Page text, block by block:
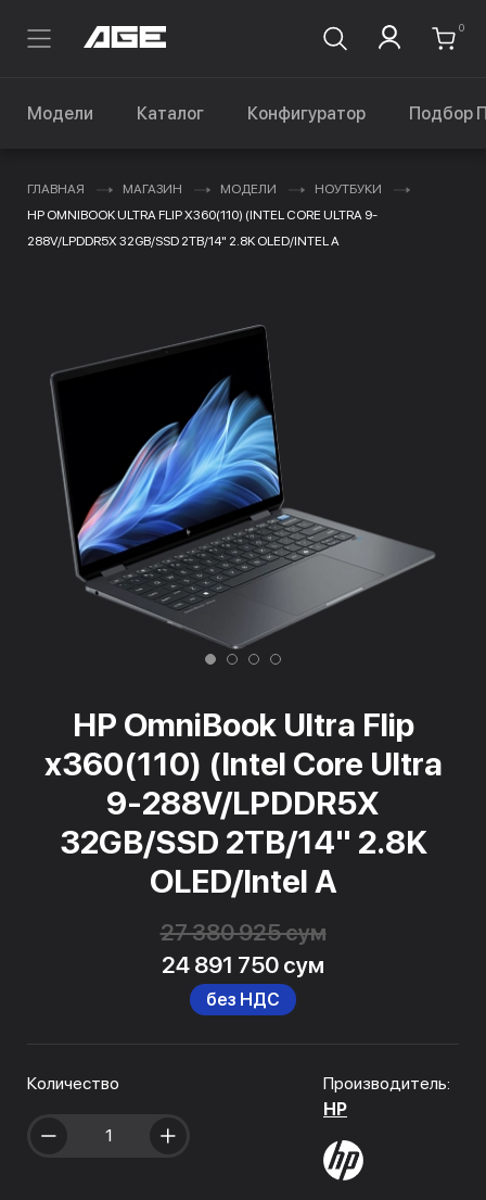
0
Модели Каталог Конфигуратор Подбор
ГЛАВНАЯ МАГАЗИН МОДЕЛИ
НОУТБУКИ
HP OMNIBOOK ULTRA FLIP X360(110) (INTEL CORE ULTRA 9-
288V/LPDDR5X 32GB/SSD 2TB/14" 2.8K OLED/INTEL A
HP OmniBook Ultra Flip
x360(110) (Intel Core Ultra
9-288V/LPDDR5X
32GB/SSD 2TB/14" 2.8K
OLED/Intel A
27 380 925 сум
24 891 750 сум
без НДС
Количество
Производитель:
HP